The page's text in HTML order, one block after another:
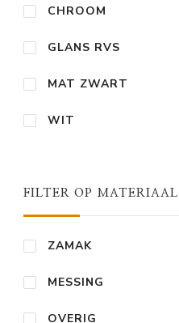
CHROOM
GLANS RVS
MAT ZWART
WIT
FILTER OP MATERIAAL
ZAMAK
MESSING
OVERIG